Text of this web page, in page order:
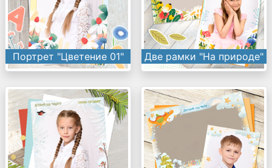
Портрет "Цветение 01" Две рамки "На природе"